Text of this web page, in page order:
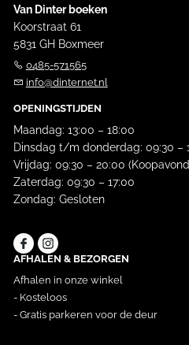
Van Dinter boeken
Koorstraat 61
5831 GH Boxmeer
0485-571565
info@dinternet.nl
OPENINGSTIJDEN
Maandag: 13:00 – 18:00
Dinsdag t/m donderdag: 09:30 –
Vrijdag: 09:30 – 20:00
Zaterdag: 09:30 – 17:00
Zondag: Gesloten
AFHALEN & BEZORGEN
Afhalen in onze winkel
- Kosteloos
- Gratis parkeren voor de deur